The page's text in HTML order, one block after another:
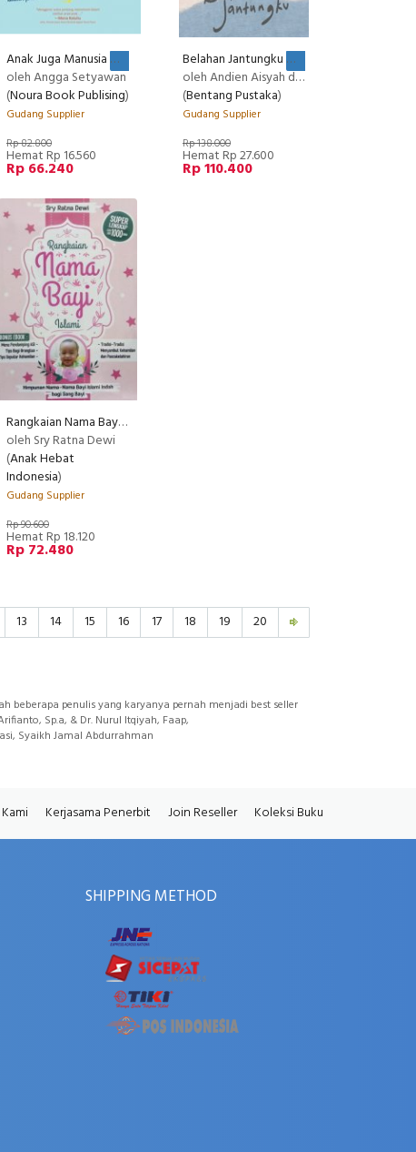
Anak Juga Manusia RECOMMENDED
oleh Angga Setyawan
(Noura Book Publising)
Gudang Supplier
Rp 82.800
Hemat Rp 16.560
Rp 66.240
Belahan Jantungku RECOMMENDED
oleh Andien Aisyah dan R Kenyasentana
(Bentang Pustaka)
Gudang Supplier
Rp 138.000
Hemat Rp 27.600
Rp 110.400
Rangkaian Nama Bayi Islami (Himpunan Nama-nama Bayi Islami Indah bagi Sang Bayi)
oleh Sry Ratna Dewi
(Anak Hebat
Indonesia)
Gudang Supplier
Rp 90.600
Hemat Rp 18.120
Rp 72.480
13 14 15 16 17 18 19 20
beberapa penulis yang karyanya pernah menjadi best seller
Sp.a, & Dr. Nurul Itqiyah, Faap,
Syaikh Jamal Abdurrahman
Kerjasama Penerbit Join Reseller Koleksi Buku
SHIPPING METHOD